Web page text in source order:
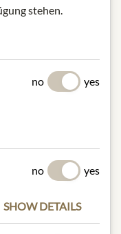
Wine
/ 245 kcal
stehen.
no yes
no yes
SHOW DETAILS